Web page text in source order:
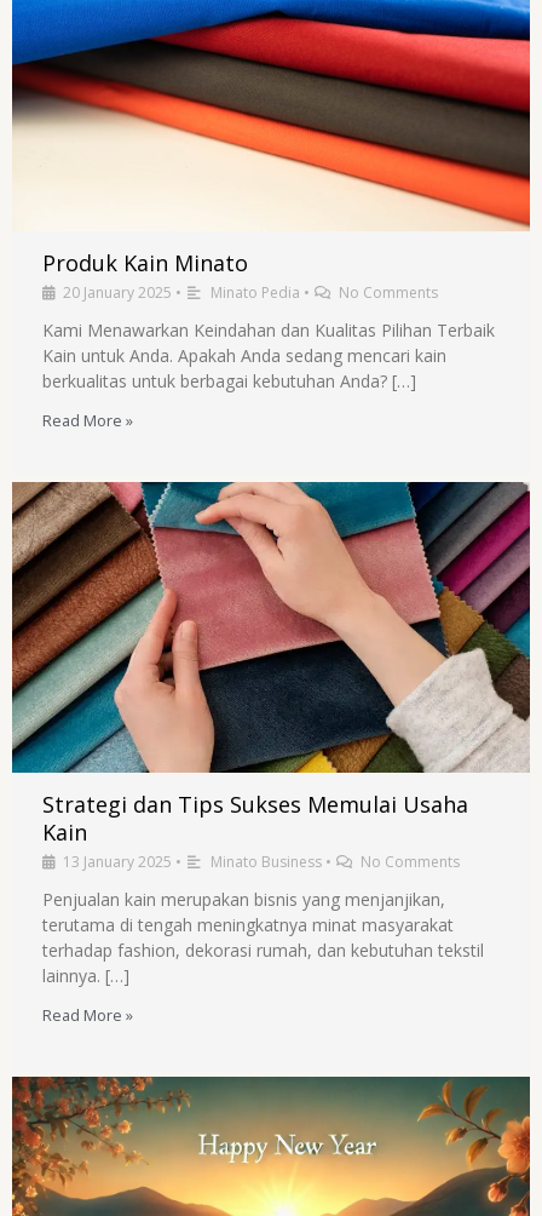
Produk Kain Minato
20 January 2025 • Minato Pedia • No Comments
Kami Menawarkan Keindahan dan Kualitas Pilihan Terbaik
Kain untuk Anda. Apakah Anda sedang mencari kain
berkualitas untuk berbagai kebutuhan Anda? […]
Read More »
Strategi dan Tips Sukses Memulai Usaha
Kain
13 January 2025 • Minato Business • No Comments
Penjualan kain merupakan bisnis yang menjanjikan,
terutama di tengah meningkatnya minat masyarakat
terhadap fashion, dekorasi rumah, dan kebutuhan tekstil
lainnya. […]
Read More »